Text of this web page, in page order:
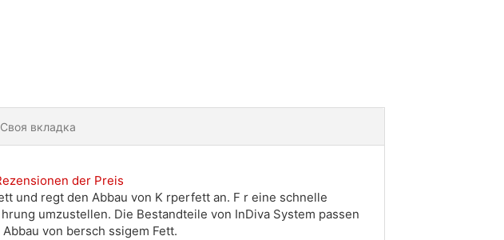
Своя вкладка
und regt den Abbau von K rperfett an. F r eine schnelle
umzustellen. Die Bestandteile von InDiva System passen
von bersch ssigem Fett.